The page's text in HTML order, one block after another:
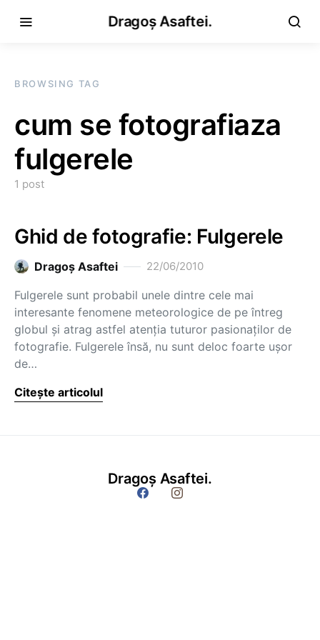
Dragoș Asaftei.
BROWSING TAG
cum se fotografiaza
fulgerele
1 post
Ghid de fotografie: Fulgerele
Dragoş Asaftei 22/06/2010
Fulgerele sunt probabil unele dintre cele mai
interesante fenomene meteorologice de pe întreg
globul şi atrag astfel atenţia tuturor pasionaţilor de
fotografie. Fulgerele însă, nu sunt deloc foarte uşor
de…
Citește articolul
Dragoș Asaftei.